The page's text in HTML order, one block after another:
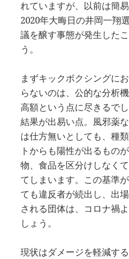
れていますが、以前は簡
2020年大晦日の井岡一翔
議を醸す事態が発生した
う。
まずキックボクシングに
らないのは、公的な分析
高額という点に尽きるで
結果が出易い点。風邪薬
は仕方無いとしても、種
トからも陽性が出るもの
物、食品を区分けしなく
てしまいます。この基準
ても違反者が続出し、出
される団体は、コロナ禍
しょう。
現状はダメージを軽減す